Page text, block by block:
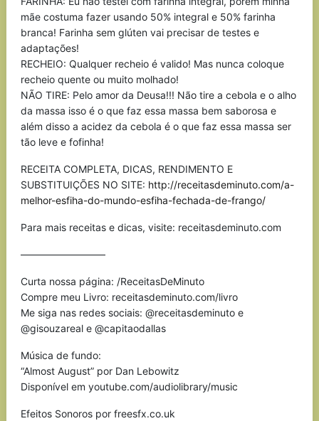
mãe costuma fazer usando 50% integral e 50% farinha
branca! Farinha sem glúten vai precisar de testes e
adaptações!
RECHEIO: Qualquer recheio é valido! Mas nunca coloque
recheio quente ou muito molhado!
NÃO TIRE: Pelo amor da Deusa!!! Não tire a cebola e o alho
da massa isso é o que faz essa massa bem saborosa e
além disso a acidez da cebola é o que faz essa massa ser
tão leve e fofinha!
RECEITA COMPLETA, DICAS, RENDIMENTO E
SUBSTITUIÇÕES NO SITE: http://receitasdeminuto.com/a-
melhor-esfiha-do-mundo-esfiha-fechada-de-frango/
Para mais receitas e dicas, visite: receitasdeminuto.com
————————–
Curta nossa página: /ReceitasDeMinuto
Compre meu Livro: receitasdeminuto.com/livro
Me siga nas redes sociais: @receitasdeminuto e
@gisouzareal e @capitaodallas
Música de fundo:
“Almost August” por Dan Lebowitz
Disponível em youtube.com/audiolibrary/music
Efeitos Sonoros por freesfx.co.uk